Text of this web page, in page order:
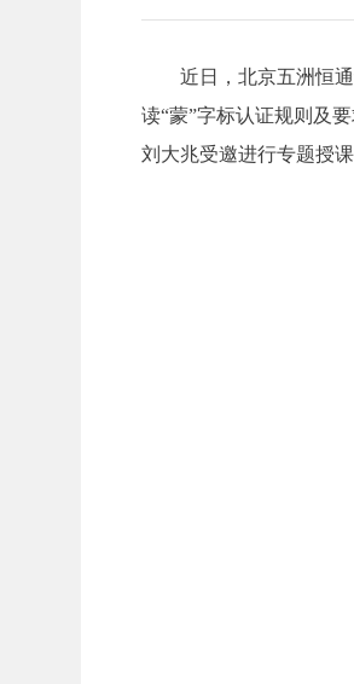
近日，北京五洲恒
读“蒙”字标认证规则及
刘大兆受邀进行专题授